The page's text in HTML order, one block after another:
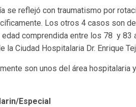
se reflejó con traumatismo por
Los otros 4 casos son
comprendida entre los 78 y 83
la Ciudad Hospitalaria Dr. Enrique
son unos del área
Especial